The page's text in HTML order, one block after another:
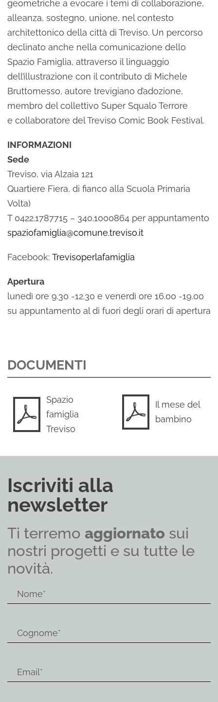
geometriche a evocare i temi di collaborazione,
alleanza, sostegno, unione, nel contesto
architettonico della città di Treviso. Un percorso
declinato anche nella comunicazione dello
Spazio Famiglia, attraverso il linguaggio
dell’illustrazione con il contributo di Michele
Bruttomesso, autore trevigiano d’adozione,
membro del collettivo Super Squalo Terrore
e collaboratore del Treviso Comic Book Festival.
INFORMAZIONI
Sede
Treviso, via Alzaia 121
Quartiere Fiera, di fianco alla Scuola Primaria
Volta)
T 0422.1787715 – 340.1000864 per appuntamento
spaziofamiglia@comune.treviso.it
Facebook: Trevisoperlafamiglia
Apertura
lunedì ore 9.30 -12.30 e venerdì ore 16.00 -19.00
su appuntamento al di fuori degli orari di apertura
DOCUMENTI
Spazio
famiglia
Treviso
Il mese del
bambino
Iscriviti alla
newsletter
Ti terremo aggiornato sui
nostri progetti e su tutte le
novità.